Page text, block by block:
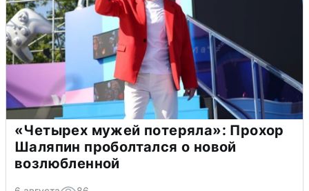
«Четырех мужей потеряла»: Прохор
Шаляпин проболтался о новой
возлюбленной